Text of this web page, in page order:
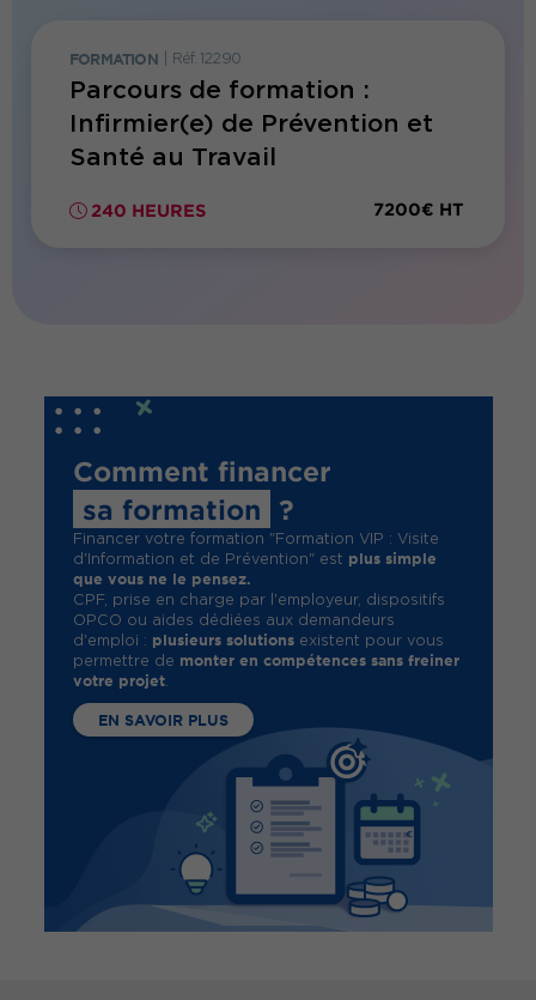
FORMATION Réf. 12290
Parcours de formation :
Infirmier(e) de Prévention et
Santé au Travail
240 HEURES 7200€ HT
Comment financer
sa formation
?
Financer votre formation "Formation VIP : Visite
d'Information et de Prévention" est plus simple
que vous ne le pensez.
CPF, prise en charge par l'employeur, dispositifs
OPCO ou aides dédiées aux demandeurs
d'emploi : plusieurs solutionsexistent pour vous
permettre de monter en compétences sans freiner
votre projet.
EN SAVOIR PLUS